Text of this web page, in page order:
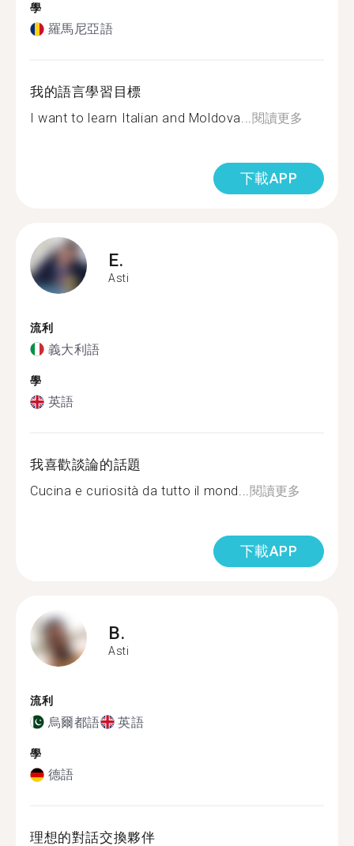
學
羅馬尼亞語
我的語言學習目標
I want to learn Italian and Moldova...閱讀更多
下載APP
E.
Asti
流利
義大利語
學
英語
我喜歡談論的話題
Cucina e curiosità da tutto il mond...閱讀更多
下載APP
B.
Asti
流利
烏爾都語 英語
學
德語
理想的對話交換夥伴